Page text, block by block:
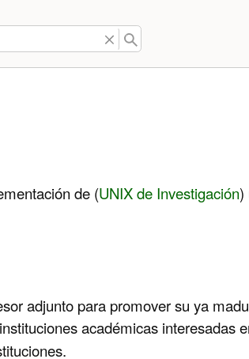
de (UNIX de Investigación)
adjunto para promover su ya
académicas interesadas